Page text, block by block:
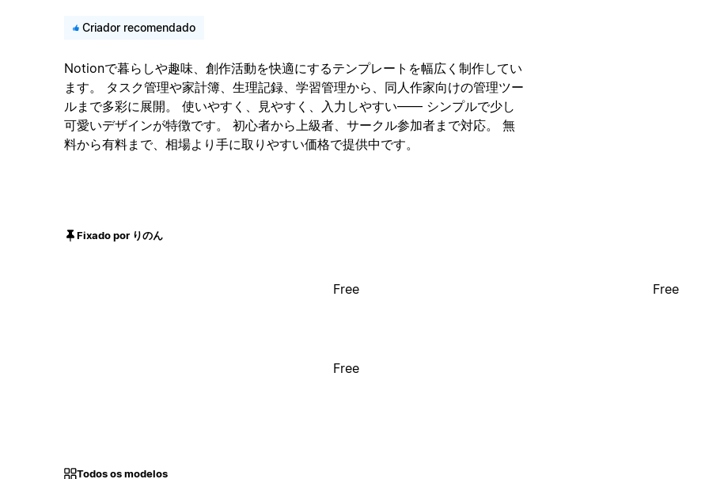
Criador recomendado
Notionで暮らしや趣味、創作活動を快適にするテンプレートを幅広く制作してい
ます。 タスク管理や家計簿、生理記録、学習管理から、同人作家向けの管理ツー
ルまで多彩に展開。 使いやすく、見やすく、入力しやすい—— シンプルで少し
可愛いデザインが特徴です。 初心者から上級者、サークル参加者まで対応。 無
料から有料まで、相場より手に取りやすい価格で提供中です。
Fixado por りのん
Free Free
Free
Todos os modelos